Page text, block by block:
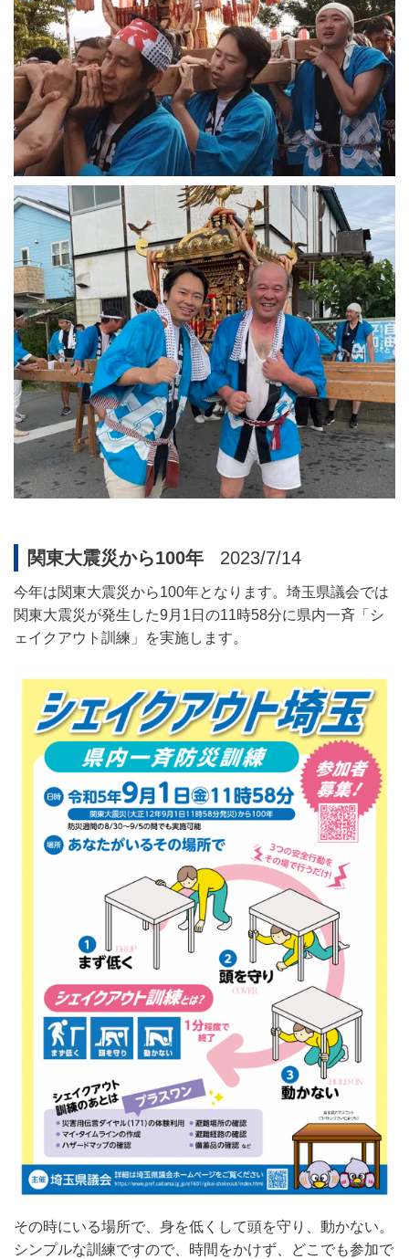
関東大震災から100年 2023/7/14
今年は関東大震災から100年となります。埼玉県議会では
関東大震災が発生した9月1日の11時58分に県内一斉「シ
ェイクアウト訓練」を実施します。
その時にいる場所で、身を低くして頭を守り、動かない。
シンプルな訓練ですので、 時間をかけず、どこでも参加で